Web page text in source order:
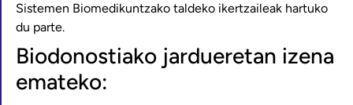
Sistemen Biomedikuntzako taldeko ikertzaileak hartuko
du parte.
Biodonostiako jardueretan izena
emateko: